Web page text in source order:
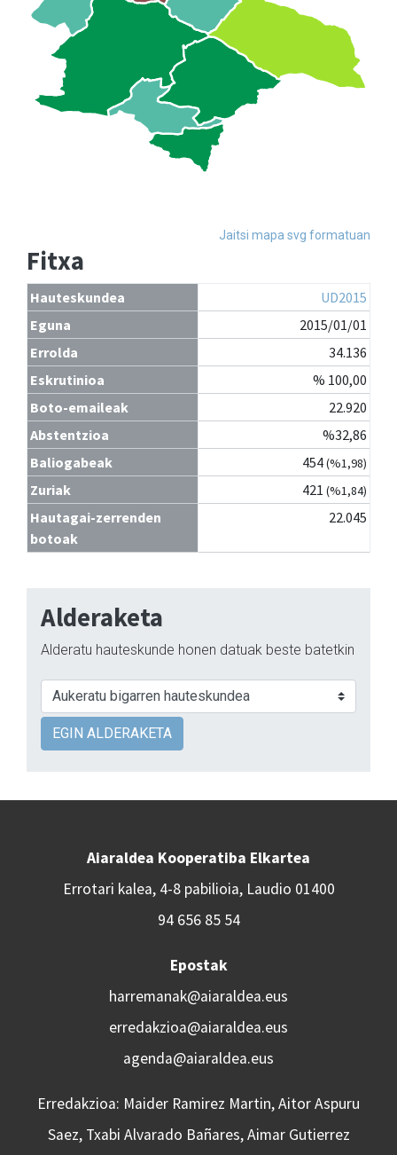
Jaitsi mapa svg formatuan
Fitxa
Hauteskundea
UD2015
Eguna
2015/01/01
Errolda
34.136
Eskrutinioa
% 100,00
Boto-emaileak
22.920
Abstentzioa
%32,86
Baliogabeak
454(%1,98)
Zuriak 421 (%1,84)
Hautagai-zerrenden
botoak
22.045
Alderaketa
Alderatu hauteskunde honen datuak beste batetkin
EGIN ALDERAKETA
Aiaraldea Kooperatiba Elkartea
Errotari kalea, 4-8 pabilioia, Laudio 01400
94 656 85 54
Epostak
harremanak@aiaraldea.eus
erredakzioa@aiaraldea.eus
agenda@aiaraldea.eus
Erredakzioa: Maider Ramirez Martin, Aitor Aspuru
Saez, Txabi Alvarado Bañares, Aimar Gutierrez